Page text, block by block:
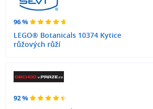
96 %
LEGO® Botanicals 10374 Kytice
růžových růží
92 %